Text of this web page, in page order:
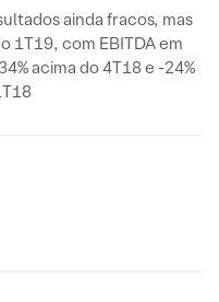
ainda fracos, mas
1T19, com EBITDA em
acima do 4T18 e -24%